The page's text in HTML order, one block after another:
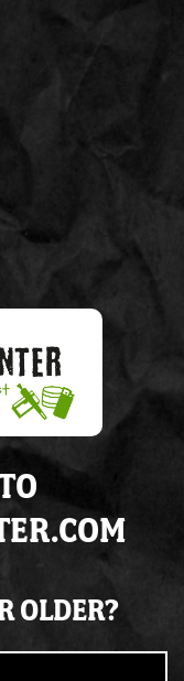
op 14 mei 2026
Het bedrijf is
de activering.
OLDER?